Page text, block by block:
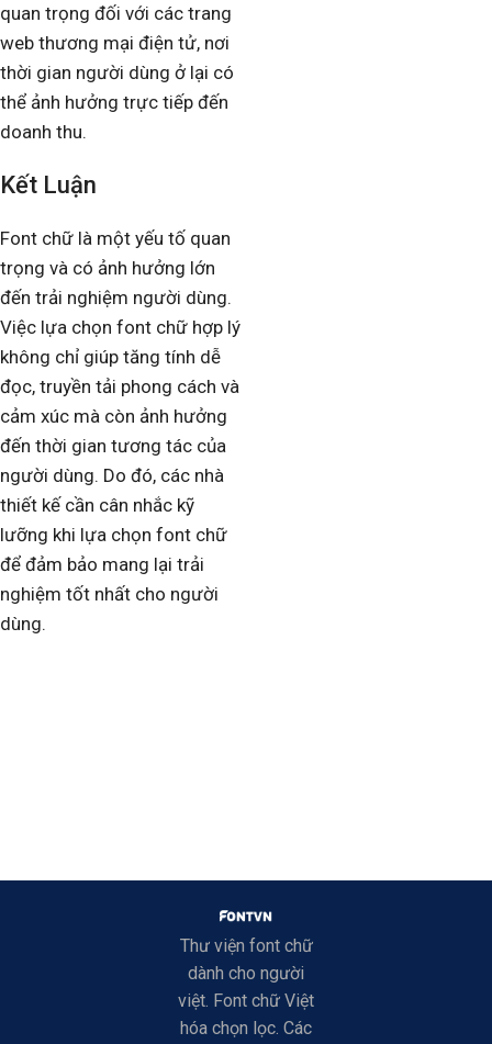
quan trọng đối với các trang
web thương mại điện tử, nơi
thời gian người dùng ở lại có
thể ảnh hưởng trực tiếp đến
doanh thu.
Kết Luận
Font chữ là một yếu tố quan
trọng và có ảnh hưởng lớn
đến trải nghiệm người dùng.
Việc lựa chọn font chữ hợp lý
không chỉ giúp tăng tính dễ
đọc, truyền tải phong cách và
cảm xúc mà còn ảnh hưởng
đến thời gian tương tác của
người dùng. Do đó, các nhà
thiết kế cần cân nhắc kỹ
lưỡng khi lựa chọn font chữ
để đảm bảo mang lại trải
nghiệm tốt nhất cho người
dùng.
Thư viện font chữ
dành cho người
việt. Font chữ Việt
hóa chọn lọc. Các